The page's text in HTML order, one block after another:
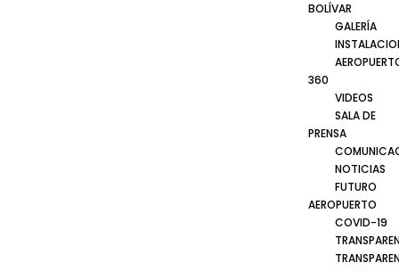
BOLÍVAR
GALERÍA
360
VIDEOS
SALA DE
PRENSA
NOTICIAS
FUTURO
AEROPUERTO
COVID-19